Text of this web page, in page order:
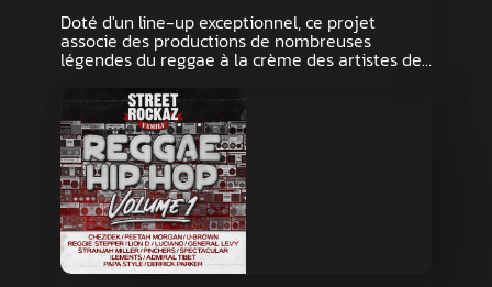
Doté d'un line-up exceptionnel, ce projet
associe des productions de nombreuses
légendes du reggae à la crème des artistes de…